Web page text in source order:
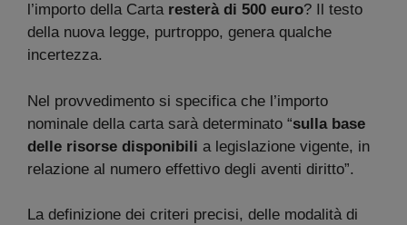
l’importo della Carta resterà di 500 euro? Il testo
della nuova legge, purtroppo, genera qualche
incertezza.
Nel provvedimento si specifica che l’importo
nominale della carta sarà determinato “sulla base
delle risorse disponibili a legislazione vigente, in
relazione al numero effettivo degli aventi diritto”.
La definizione dei criteri precisi, delle modalità di